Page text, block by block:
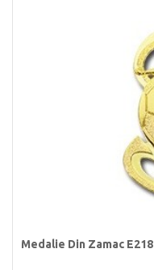
Medalie Din Zamac E218